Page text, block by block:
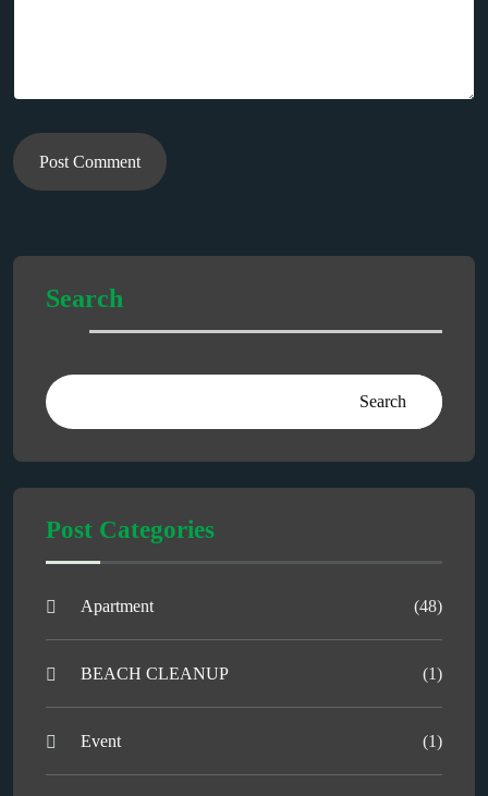
Post Comment
Search
Search
Post Categories
Apartment (48)
BEACH CLEANUP (1)
Event (1)